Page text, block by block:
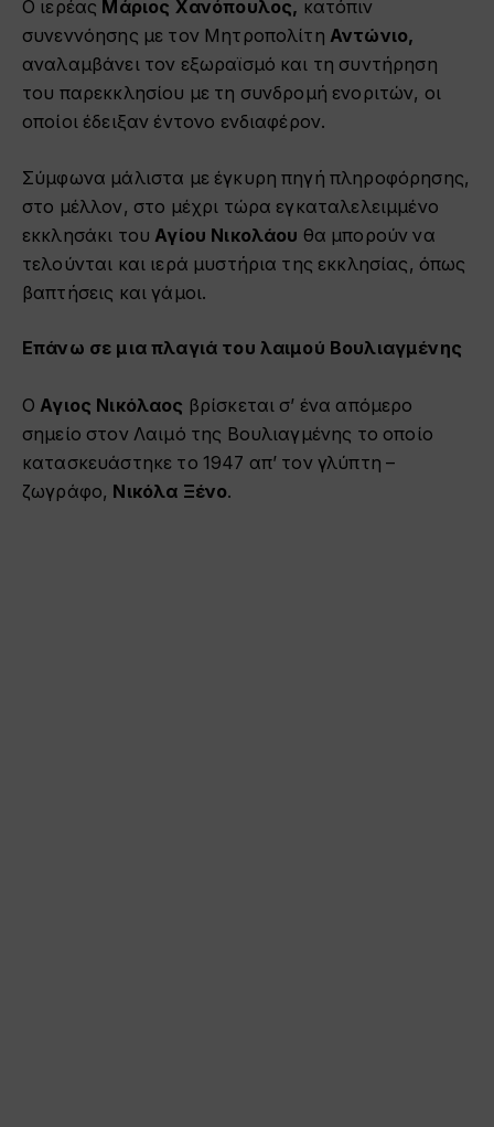
Ο ιερέας Μάριος Χανόπουλος, κατόπιν
συνεννόησης με τον Μητροπολίτη Αντώνιο,
αναλαμβάνει τον εξωραϊσμό και τη συντήρηση
του παρεκκλησίου με τη συνδρομή ενοριτών, οι
οποίοι έδειξαν έντονο ενδιαφέρον.
Σύμφωνα μάλιστα με έγκυρη πηγή πληροφόρησης,
στο μέλλον, στο μέχρι τώρα εγκαταλελειμμένο
εκκλησάκι του Αγίου Νικολάου θα μπορούν να
τελούνται και ιερά μυστήρια της εκκλησίας, όπως
βαπτήσεις και γάμοι.
Επάνω σε μια πλαγιά του λαιμού Βουλιαγμένης
ΟΑγιος Νικόλαος βρίσκεται σ’ ένα απόμερο
σημείο στον Λαιμό της Βουλιαγμένης το οποίο
κατασκευάστηκε το 1947 απ’ τον γλύπτη –
ζωγράφο, Νικόλα Ξένο.